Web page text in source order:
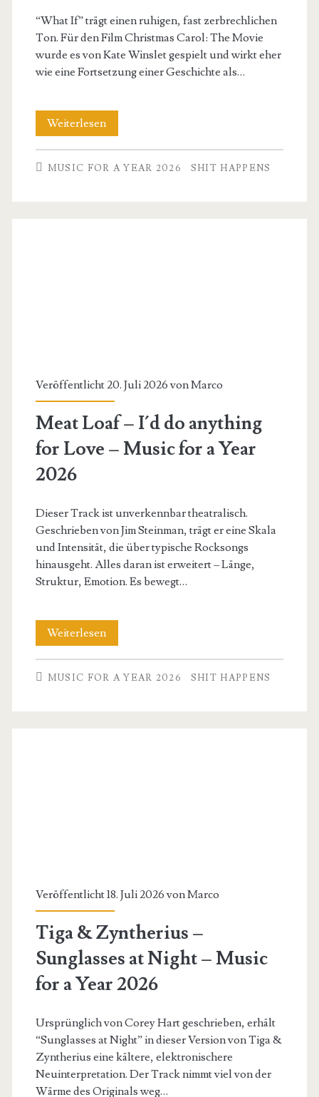
“What If” trägt einen ruhigen, fast zerbrechlichen
Ton. Für den Film Christmas Carol: The Movie
wurde es von Kate Winslet gespielt und wirkt eher
wie eine Fortsetzung einer Geschichte als…
WeiterlesenKate
Winslet
–
2026
MUSIC FOR A YEAR 2026 SHIT HAPPENS
Veröffentlicht 20. Juli 2026 vonMarco
Meat Loaf – I´d do anything
for Love – Music for a Year
2026
Dieser Track ist unverkennbar theatralisch.
Geschrieben von Jim Steinman, trägt er eine Skala
und Intensität, die über typische Rocksongs
hinausgeht. Alles daran ist erweitert – Länge,
Struktur, Emotion. Es bewegt…
WeiterlesenMeat
Loaf
–
Music
for
a
Year
2026
MUSIC FOR A YEAR 2026 SHIT HAPPENS
Veröffentlicht 18. Juli 2026 vonMarco
Tiga & Zyntherius –
Sunglasses at Night – Music
for a Year 2026
Ursprünglich von Corey Hart geschrieben, erhält
“Sunglasses at Night” in dieser Version von Tiga &
Zyntherius eine kältere, elektronischere
Neuinterpretation. Der Track nimmt viel von der
Wärme des Originals weg…